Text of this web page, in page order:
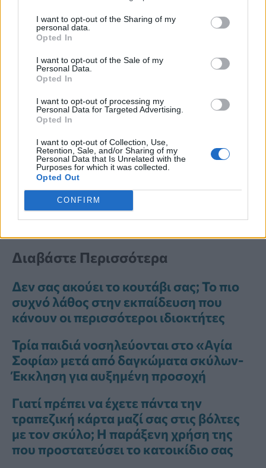
I want to opt-out of the Sharing of my
personal data.
Opted In
I want to opt-out of the Sale of my
Personal Data.
Opted In
I want to opt-out of processing my
Personal Data for Targeted Advertising.
Opted In
I want to opt-out of Collection, Use,
Retention, Sale, and/or Sharing of my
Personal Data that Is Unrelated with the
Purposes for which it was collected.
Opted Out
CONFIRM
Home.
Προσθέτουν στην ιστοσελίδα τους:
«Ενθαρρύνει επίσης τον σκύλο σας να
σας δίνει την προσοχή του. Είναι
καλύτερο να ξεκινήσετε την εκπαίδευση
για χαλαρό λουρί σε εσωτερικό χώρο,
μακριά από άλλους περισπασμούς».
Διαβάστε Περισσότερα
Δεν σας ακούει το κουτάβι σας; Το πιο
συχνό λάθος στην εκπαίδευση που
κάνουν οι περισσότεροι ιδιοκτήτες
Τρία παιδιά νοσηλεύονται στο «Αγία
Σοφία» μετά από δαγκώματα σκύλων-
Έκκληση για αυξημένη προσοχή
Γιατί πρέπει να έχετε πάντα την
τραπεζική κάρτα μαζί σας στις βόλτες
με τον σκύλο; Η παράξενη χρήση της
που προστατεύσει το κατοικίδιο σας